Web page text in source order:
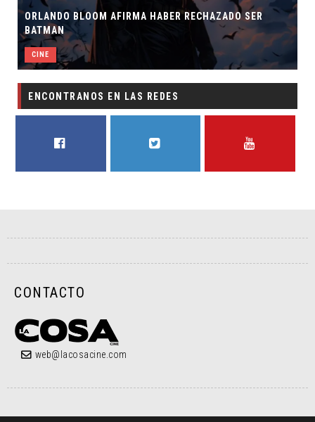
ORLANDO BLOOM AFIRMA HABER RECHAZADO SER
BATMAN
CINE
ENCONTRANOS EN LAS REDES
CONTACTO
web@lacosacine.com